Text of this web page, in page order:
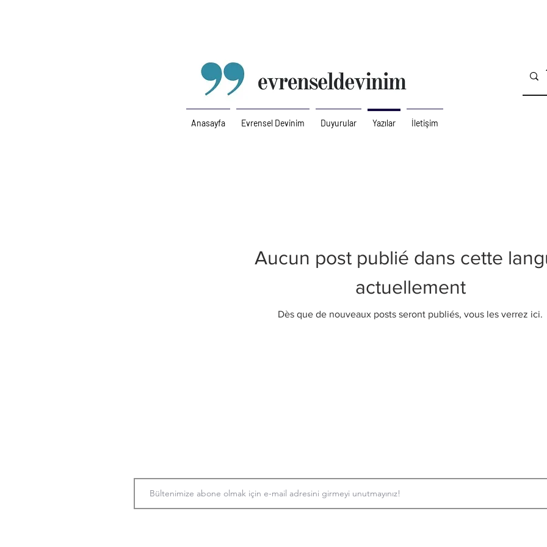
Anasayfa Evrensel Devinim Duyurular Yazılar İletişim
Aucun post publié dans cette
actuellement
Dès que de nouveaux posts seront publiés, vous les verrez ici.